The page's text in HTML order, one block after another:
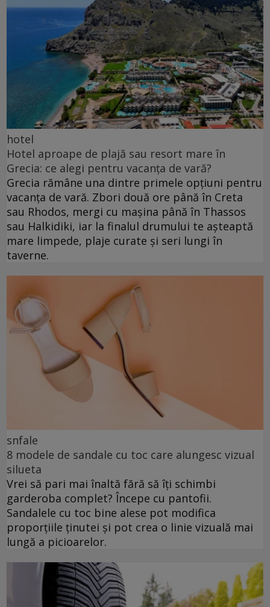
hotel
Hotel aproape de plajă sau resort mare în
Grecia: ce alegi pentru vacanța de vară?
Grecia rămâne una dintre primele opțiuni pentru
vacanța de vară. Zbori două ore până în Creta
sau Rhodos, mergi cu mașina până în Thassos
sau Halkidiki, iar la finalul drumului te așteaptă
mare limpede, plaje curate și seri lungi în
taverne.
snfale
8 modele de sandale cu toc care alungesc vizual
silueta
Vrei să pari mai înaltă fără să îți schimbi
garderoba complet? Începe cu pantofii.
Sandalele cu toc bine alese pot modifica
proporțiile ținutei și pot crea o linie vizuală mai
lungă a picioarelor.